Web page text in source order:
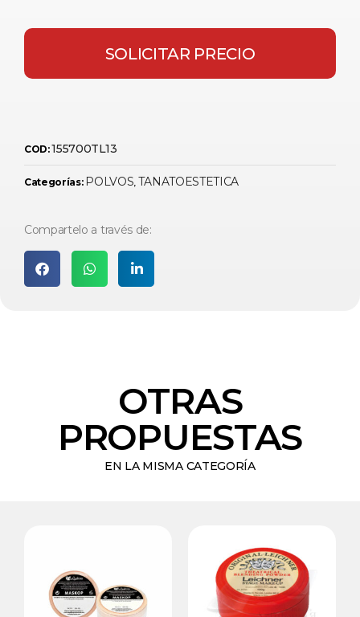
SOLICITAR PRECIO
COD:155700TL13
Categorías: POLVOS, TANATOESTETICA
Compartelo a través de:
OTRAS
PROPUESTAS
EN LA MISMA CATEGORÍA